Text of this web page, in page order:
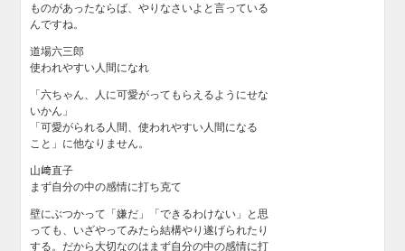
ものがあったならば、やりなさいよと言っている
んですね。
道場六三郎
使われやすい人間になれ
「六ちゃん、人に可愛がってもらえるようにせな
いかん」
「可愛がられる人間、使われやすい人間になる
こと」に他なりません。
山﨑直子
まず自分の中の感情に打ち克て
壁にぶつかって「嫌だ」「できるわけない」と思
っても、いざやってみたら結構やり遂げられたり
する。だから大切なのはまず自分の中の感情に打